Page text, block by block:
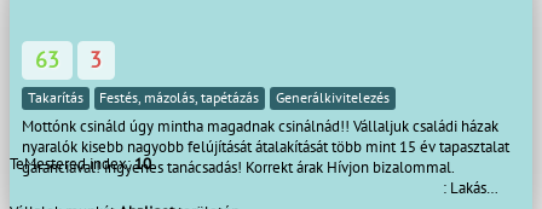
63 3
Takarítás Festés, mázolás, tapétázás Generálkivitelezés
Mottónk csináld úgy mintha magadnak csinálnád!! Vállaljuk családi házak
nyaralók kisebb nagyobb felújítását átalakítását több mint 15 év tapasztalat
garanciával! ingyenes tanácsadás! Korrekt árak Hívjon bizalommal.
: Lakás
TeMestered index:10